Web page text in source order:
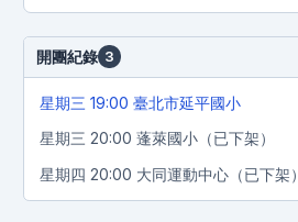
開團紀錄 3
星期三 19:00 臺北市延平國小
星期三 20:00 蓬萊國小 （已下架）
星期四 20:00 大同運動中心 （已下架）